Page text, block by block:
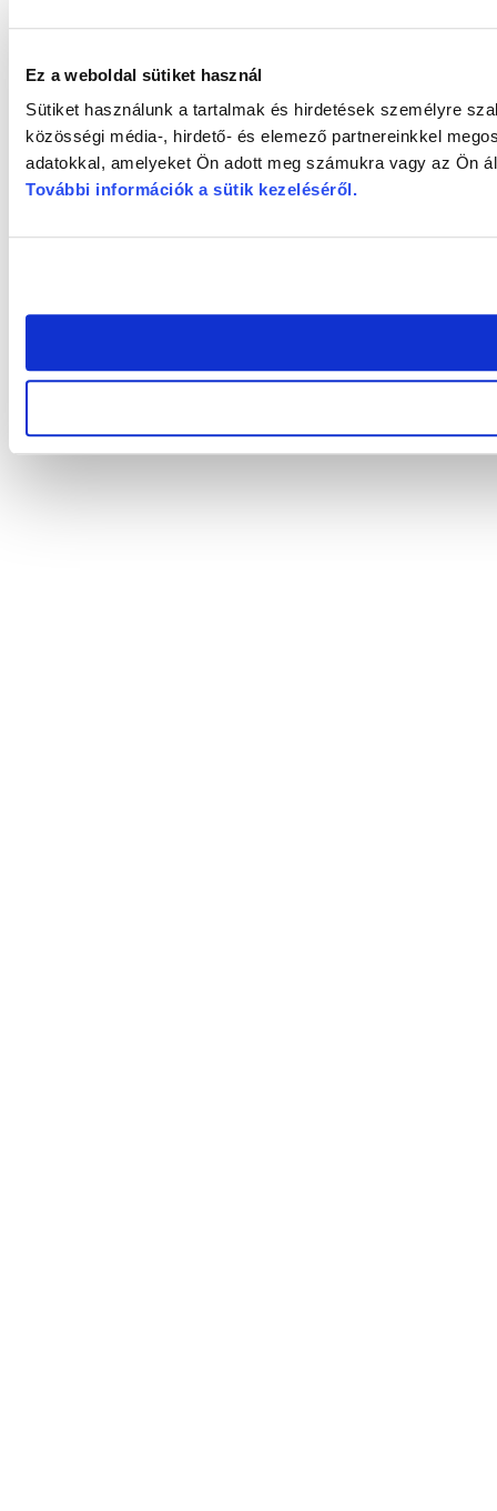
Ez a weboldal sütiket használ
Sütiket használunk a tartalmak és hirdetések személyre
közösségi média-, hirdető- és elemező partnereinkkel
adatokkal, amelyeket Ön adott meg számukra vagy az Ön
További információk a sütik kezeléséről.